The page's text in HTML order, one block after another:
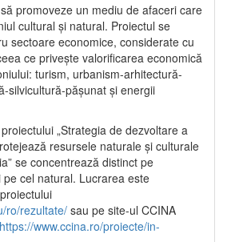
promoveze un mediu de afaceri care
cultural și natural. Proiectul se
sectoare economice, considerate cu
ce privește valorificarea economică
turism, urbanism-arhitectură-
silvicultură-pășunat și energii
„Strategia de dezvoltare a
resursele naturale și culturale
se concentrează distinct pe
cel natural. Lucrarea este
ro/rezultate/ sau pe site-ul CCINA
https://www.ccina.ro/proiecte/in-